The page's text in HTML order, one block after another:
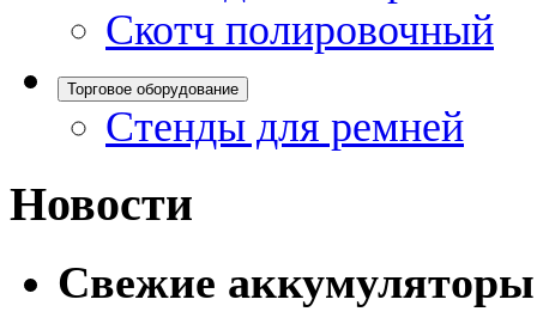
Скотч полировочный
Торговое оборудование
Стенды для ремней
Новости
Свежие